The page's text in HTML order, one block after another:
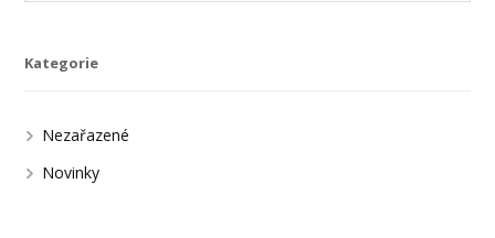
Kategorie
Nezařazené
Novinky